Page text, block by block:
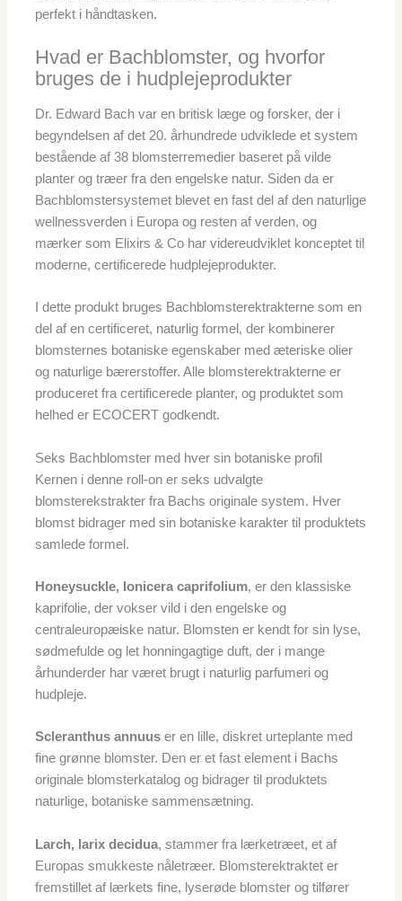
perfekt i håndtasken.
Hvad er Bachblomster, og hvorfor
bruges de i hudplejeprodukter
Dr. Edward Bach var en britisk læge og forsker, der i
begyndelsen af det 20. århundrede udviklede et system
bestående af 38 blomsterremedier baseret på vilde
planter og træer fra den engelske natur. Siden da er
Bachblomstersystemet blevet en fast del af den naturlige
wellnessverden i Europa og resten af verden, og
mærker som Elixirs & Co har videreudviklet konceptet til
moderne, certificerede hudplejeprodukter.
I dette produkt bruges Bachblomsterektrakterne som en
del af en certificeret, naturlig formel, der kombinerer
blomsternes botaniske egenskaber med æteriske olier
og naturlige bærerstoffer. Alle blomsterektrakterne er
produceret fra certificerede planter, og produktet som
helhed er ECOCERT godkendt.
Seks Bachblomster med hver sin botaniske profil
Kernen i denne roll-on er seks udvalgte
blomsterekstrakter fra Bachs originale system. Hver
blomst bidrager med sin botaniske karakter til produktets
samlede formel.
Honeysuckle, lonicera caprifolium, er den klassiske
kaprifolie, der vokser vild i den engelske og
centraleuropæiske natur. Blomsten er kendt for sin lyse,
sødmefulde og let honningagtige duft, der i mange
århunderder har været brugt i naturlig parfumeri og
hudpleje.
Scleranthus annuus er en lille, diskret urteplante med
fine grønne blomster. Den er et fast element i Bachs
originale blomsterkatalog og bidrager til produktets
naturlige, botaniske sammensætning.
Larch, larix decidua, stammer fra lærketræet, et af
Europas smukkeste nåletræer. Blomsterektraktet er
fremstillet af lærkets fine, lyserøde blomster og tilfører